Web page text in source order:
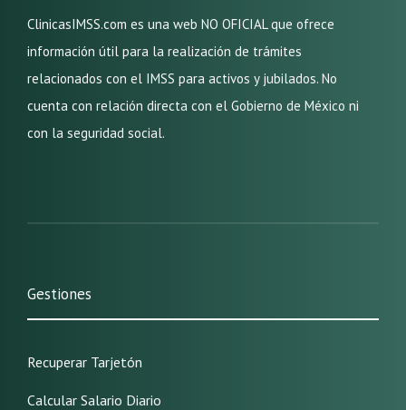
ClinicasIMSS.com es una web NO OFICIAL que ofrece
información útil para la realización de trámites
relacionados con el IMSS para activos y jubilados. No
cuenta con relación directa con el Gobierno de México ni
con la seguridad social.
Gestiones
Recuperar Tarjetón
Calcular Salario Diario